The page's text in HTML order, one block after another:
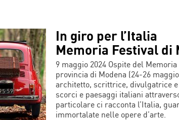
In giro per l’Italia
Memoria Festival di
9 maggio 2024 Ospite del
provincia di Modena (24-26
architetto, scrittrice, divulgatrice
scorci e paesaggi italiani
particolare ci racconta l’Italia,
immortalate nelle opere d’arte.